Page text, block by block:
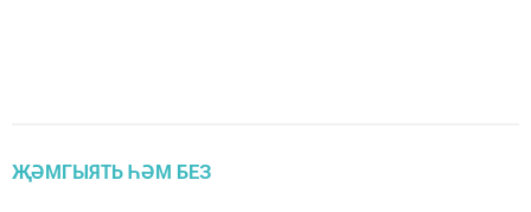
ҖӘМГЫЯТЬ ҺӘМ БЕЗ